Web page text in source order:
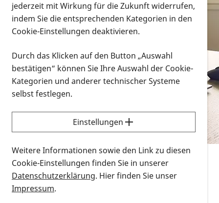
Infomaterial
Infomaterial
Vorlesen
Alle Infomaterialien in verschiedenen
Formaten an einem Ort
Sie möchten wissen, wie Sie nach Infonmaterial
suchen und dieses bestellen bzw. herunterladen
können? Schauen Sie sich dieErklärvideos zum
Thema Infomaterial auf der PRO RETINA-Website
für blinde und sehbehinderte Menschen an.
Auf dieser Seite finden Sie sämtliches Infomaterial
jederzeit mit Wirkung für die Zukunft widerrufen,
indem Sie die entsprechenden Kategorien in den
Cookie-Einstellungen deaktivieren.
Durch das Klicken auf den Button „Auswahl
bestätigen“ können Sie Ihre Auswahl der Cookie-
Kategorien und anderer technischer Systeme
selbst festlegen.
Einstellungen
Weitere Informationen sowie den Link zu diesen
Cookie-Einstellungen finden Sie in unserer
Datenschutzerklärung. Hier finden Sie unser
Impressum.